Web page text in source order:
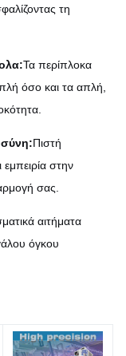
τη
Τα περίπλοκα
όσο και τα απλή,
Πιστή
στην
σας.
αιτήματα
όγκου